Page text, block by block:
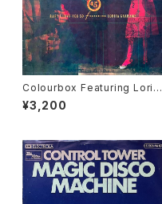
Colourbox Featuring Lorita
Grahame / Baby I Love You
So
¥3,200